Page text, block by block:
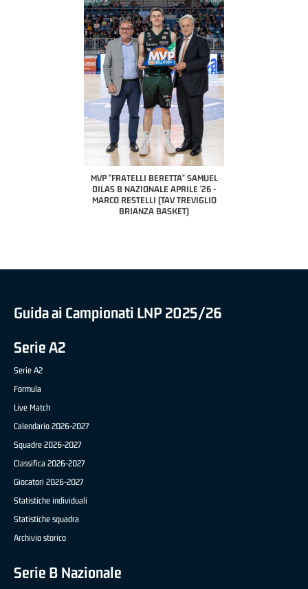
MVP "FRATELLI BERETTA" SAMUEL
DILAS B NAZIONALE APRILE '26 -
MARCO RESTELLI (TAV TREVIGLIO
BRIANZA BASKET)
Guida ai Campionati LNP 2025/26
Serie A2
Serie A2
Formula
Live Match
Calendario 2026-2027
Squadre 2026-2027
Classifica 2026-2027
Giocatori 2026-2027
Statistiche individuali
Statistiche squadra
Archivio storico
Serie B Nazionale